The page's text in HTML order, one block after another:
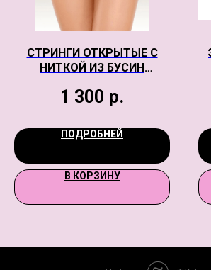
СТРИНГИ ОТКРЫТЫЕ С
НИТКОЙ ИЗ БУСИН
ЧЕРНЫЙ, S/L
1 300 р.
ПОДРОБНЕЙ
В КОРЗИНУ